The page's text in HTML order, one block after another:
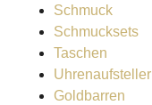
Schmuck
Schmucksets
Taschen
Uhrenaufsteller
Goldbarren